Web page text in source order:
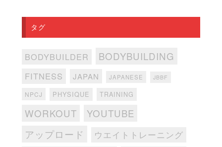
タグ
BODYBUILDER BODYBUILDING
FITNESS JAPAN JAPANESE JBBF
NPCJ PHYSIQUE TRAINING
WORKOUT
YOUTUBE
アップロード
ウエイトトレーニング